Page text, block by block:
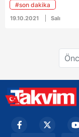
soğutma
#son dakika
19.10.2021 Salı